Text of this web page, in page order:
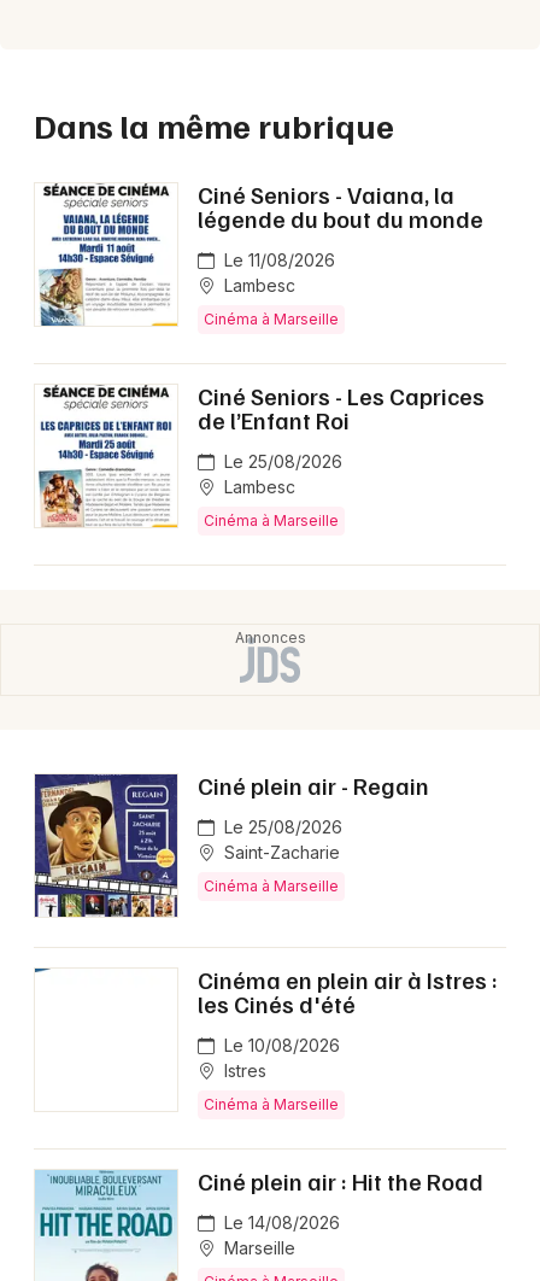
Dans la même rubrique
Ciné Seniors - Vaiana, la
légende du bout du monde
Le 11/08/2026
Lambesc
Cinéma à Marseille
Ciné Seniors - Les Caprices
de l’Enfant Roi
Le 25/08/2026
Lambesc
Cinéma à Marseille
Ciné plein air - Regain
Le 25/08/2026
Saint-Zacharie
Cinéma à Marseille
Cinéma en plein air à Istres :
les Cinés d'été
Le 10/08/2026
Istres
Cinéma à Marseille
Ciné plein air : Hit the Road
Le 14/08/2026
Marseille